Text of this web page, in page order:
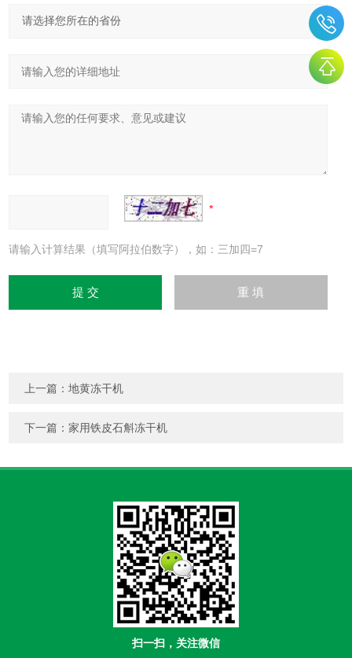
请输入计算结果（填写阿拉伯数字），如：三加四=7
上一篇：地黄冻干机
下一篇：家用铁皮石斛冻干机
扫一扫，关注微信